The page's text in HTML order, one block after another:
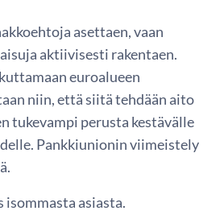
asettaen, vaan
aktiivisesti rakentaen.
euroalueen
niin, että siitä tehdään aito
tukevampi perusta kestävälle
Pankkiunionin viimeistely
isommasta asiasta.